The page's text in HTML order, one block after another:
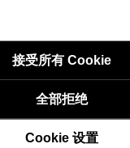
付费订阅计划。 如何开
Cookie 设置
全部拒绝
接受所有 Cookie